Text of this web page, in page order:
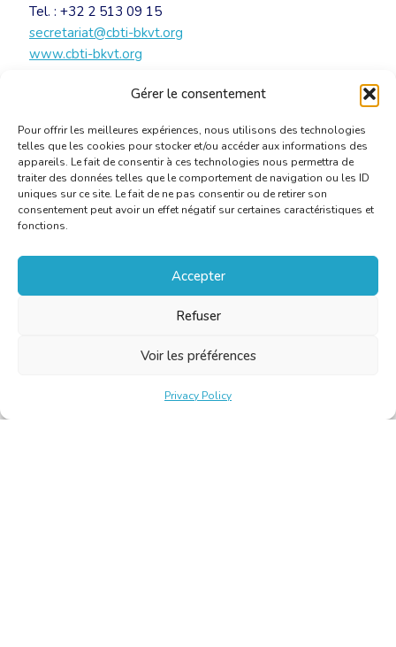
Gérer le consentement
Pour offrir les meilleures expériences, nous utilisons des technologies
telles que les cookies pour stocker et/ou accéder aux informations des
appareils. Le fait de consentir à ces technologies nous permettra de
traiter des données telles que le comportement de navigation ou les ID
uniques sur ce site. Le fait de ne pas consentir ou de retirer son
consentement peut avoir un effet négatif sur certaines caractéristiques et
fonctions.
Accepter
Refuser
Voir les préférences
Privacy Policy
Tel. : +32 2 513 09 15
secretariat@cbti-bkvt.org
www.cbti-bkvt.org
UITNODIGING – Sint-Hiëronymus BKVT 2016 [PDF]